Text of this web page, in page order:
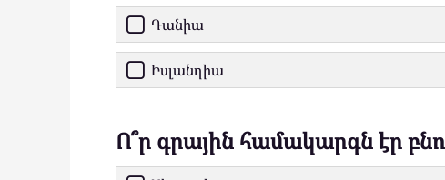
Դանիա
Իսլանդիա
Ո՞ր գրային համակարգն էր